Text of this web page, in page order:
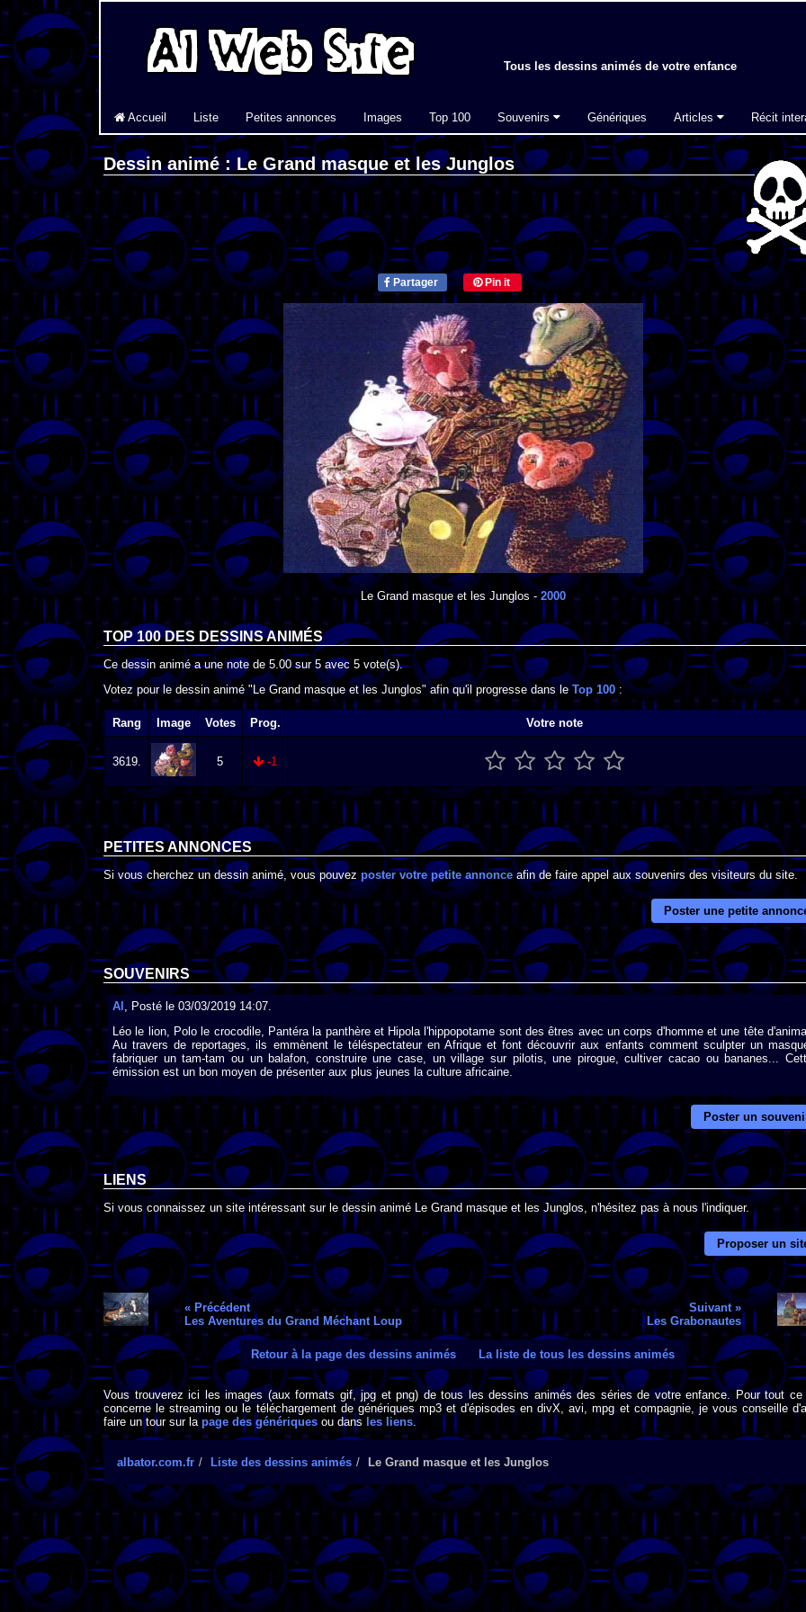
Tous les dessins animés de votre enfance
Accueil Liste Petites annonces Images Top 100 Souvenirs Génériques Articles Récit
Dessin animé : Le Grand masque et les Junglos
Partager Pin it
Le Grand masque et les Junglos -2000
TOP 100 DES DESSINS ANIMÉS
Ce dessin animé a une note de 5.00sur5 avec 5 vote(s).
Votez pour le dessin animé "Le Grand masque et les Junglos" afin qu'il progresse dans leTop 100 :
Rang Image Votes Prog. Votre note
3619. 5 -1
PETITES ANNONCES
Si vous cherchez un dessin animé, vous pouvez poster votre petite annonceafin de faire appel aux souvenirs des visiteurs du site.
Poster une petite
SOUVENIRS
Al , Posté le 03/03/2019 14:07.
Léo le lion, Polo le crocodile, Pantéra la panthère et Hipola l'hippopotame sont des êtres avec un corps d'homme et une tête
Au travers de reportages, ils emmènent le téléspectateur en Afrique et font découvrir aux enfants comment sculpter un
fabriquer un tam-tam ou un balafon, construire une case, un village sur pilotis, une pirogue, cultiver cacao ou bananes...
émission est un bon moyen de présenter aux plus jeunes la culture africaine.
Poster un
LIENS
Si vous connaissez un site intéressant sur le dessin animé Le Grand masque et les Junglos, n'hésitez pas à nous l'indiquer.
Proposer un
« Précédent
Les Aventures du Grand Méchant Loup
Suivant »
Les Grabonautes
Retour à la page des dessins animés La liste de tous les dessins animés
Vous trouverez ici les images (aux formats gif, jpg et png) de tous les dessins animés des séries de votre enfance. Pour tout ce
concerne le streaming ou le téléchargement de génériques mp3 et d'épisodes en divX, avi, mpg et compagnie, je vous conseille
faire un tour sur la page des génériques ou dans les liens.
albator.com.fr Liste des dessins animés Le Grand masque et les Junglos